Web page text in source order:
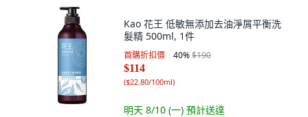
Kao 花王 低敏無添加去油淨屑平衡洗
髮精 500ml, 1件
首購折扣價 40%$190
$114
($22.80/100ml)
明天 8/10 (一) 預計送達